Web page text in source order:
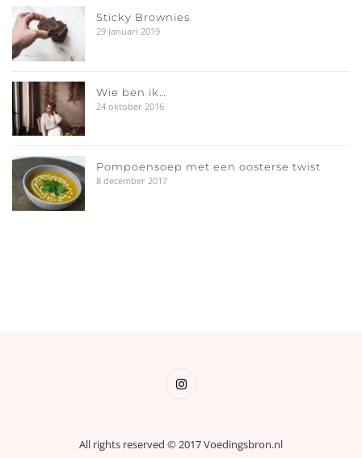
Sticky Brownies
29 januari 2019
Wie ben ik…
24 oktober 2016
Pompoensoep met een oosterse twist
8 december 2017
All rights reserved © 2017 Voedingsbron.nl